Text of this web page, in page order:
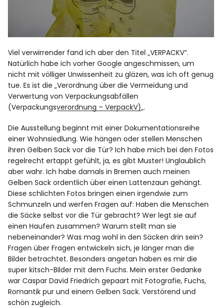
Viel verwirrender fand ich aber den Titel „VERPACKV“.
Natürlich habe ich vorher Google angeschmissen, um
nicht mit völliger Unwissenheit zu gläzen, was ich oft genug
tue. Es ist die „Verordnung über die Vermeidung und
Verwertung von Verpackungsabfällen
(Verpackungsverordnung – VerpackV)„.
Die Ausstellung beginnt mit einer Dokumentationsreihe
einer Wohnsiedlung. Wie hängen oder stellen Menschen
ihren Gelben Sack vor die Tür? Ich habe mich bei den Fotos
regelrecht ertappt gefühlt, ja, es gibt Muster! Unglaublich
aber wahr. Ich habe damals in Bremen auch meinen
Gelben Sack ordentlich über einen Lattenzaun gehängt.
Diese schlichten Fotos bringen einen irgendwie zum
Schmunzeln und werfen Fragen auf: Haben die Menschen
die Säcke selbst vor die Tür gebracht? Wer legt sie auf
einen Haufen zusammen? Warum stellt man sie
nebeneinander? Was mag wohl in den Säcken drin sein?
Fragen über Fragen entwickeln sich, je länger man die
Bilder betrachtet. Besonders angetan haben es mir die
super kitsch-Bilder mit dem Fuchs. Mein erster Gedanke
war Caspar David Friedrich gepaart mit Fotografie, Fuchs,
Romantik pur und einem Gelben Sack. Verstörend und
schön zugleich.